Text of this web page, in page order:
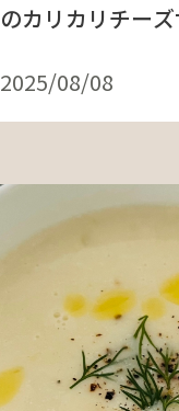
のカリカリチー
2025/08/08